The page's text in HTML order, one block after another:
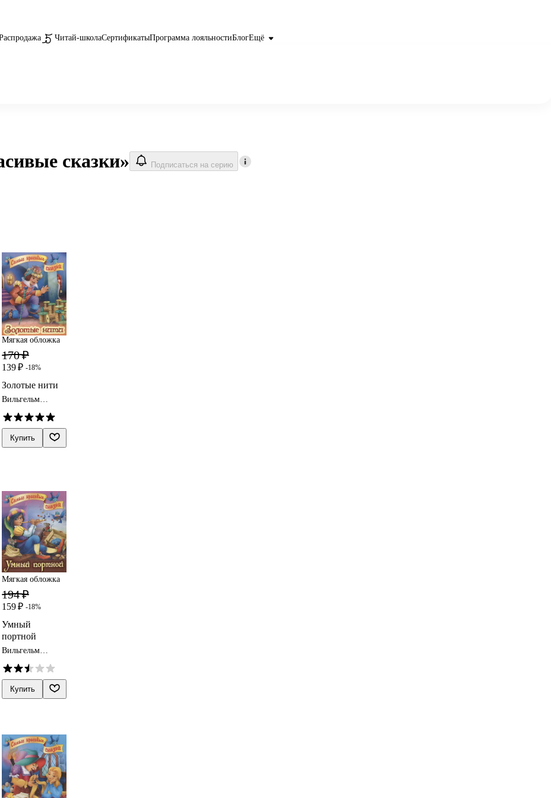
Читай-школаСертификатыПрограмма лояльностиБлогЕщё
сказки» Подписаться на серию
Мягкая обложка
170 ₽
139 ₽ -18%
Золотые нити
Вильгельм
Гримм
Купить
Мягкая обложка
194 ₽
159 ₽ -18%
Умный
портной
Вильгельм
Гримм
Купить